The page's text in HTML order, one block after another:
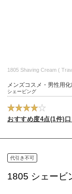
1805 Shaving Cream (
メンズコスメ・男性用化
シェービング
おすすめ度4点(1件)
代引き不可
1805 シェービ